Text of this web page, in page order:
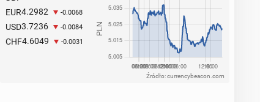
EUR4.2982 -0.0068
USD3.7236 -0.0084
CHF4.6049 -0.0031
Źródło: currencybeacon.com